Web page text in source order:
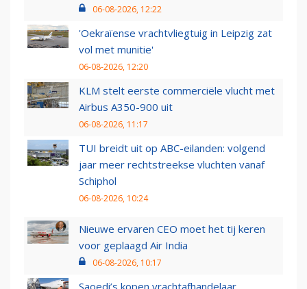
06-08-2026, 12:22
'Oekraïense vrachtvliegtuig in Leipzig zat
vol met munitie'
06-08-2026, 12:20
KLM stelt eerste commerciële vlucht met
Airbus A350-900 uit
06-08-2026, 11:17
TUI breidt uit op ABC-eilanden: volgend
jaar meer rechtstreekse vluchten vanaf
Schiphol
06-08-2026, 10:24
Nieuwe ervaren CEO moet het tij keren
voor geplaagd Air India
06-08-2026, 10:17